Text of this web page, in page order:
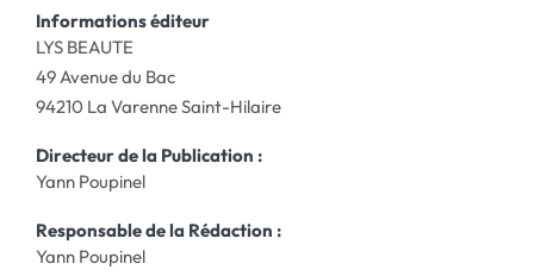
Informations éditeur
LYS BEAUTE
49 Avenue du Bac
94210 La Varenne Saint-Hilaire
Directeur de la Publication :
Yann Poupinel
Responsable de la Rédaction :
Yann Poupinel